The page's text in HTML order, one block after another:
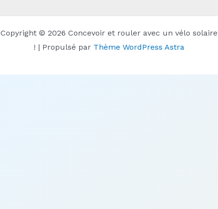
Copyright © 2026 Concevoir et rouler avec un vélo solaire
! | Propulsé par Thème WordPress Astra